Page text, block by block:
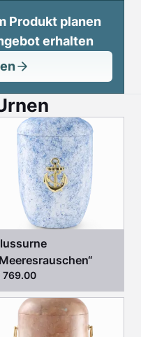
Produkt planen
erhalten
769.00